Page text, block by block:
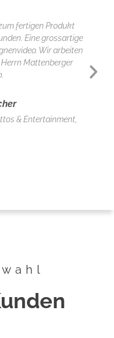
fertigen Produkt
Eine grossartige
Wir arbeiten
Mattenberger
& Entertainment,